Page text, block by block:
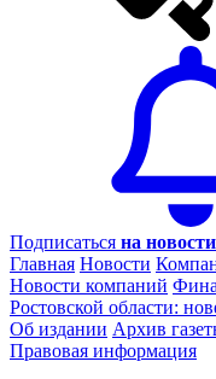
Подписаться на новости
Главная Новости
Новости компаний
Ростовской области:
Об издании Архив
Правовая информация